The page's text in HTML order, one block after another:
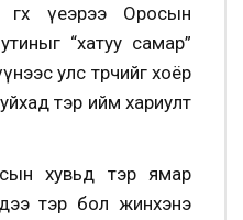
үеэрээ Оросын
“хатуу самар”
улс төрчийг хоёр
тэр ийм хариулт
хувьд тэр ямар
тэр бол жинхэнэ